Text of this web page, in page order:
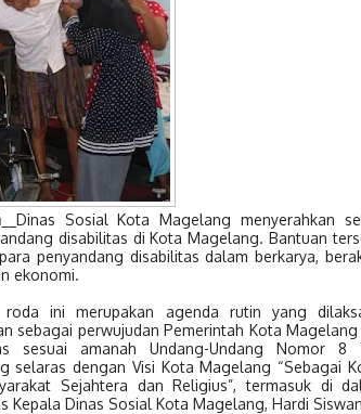
__Dinas Sosial Kota Magelang menyerahkan
disabilitas di Kota Magelang. Bantuan
penyandang disabilitas dalam berkarya,
ekonomi.
roda ini merupakan agenda rutin yang
sebagai perwujudan Pemerintah Kota
sesuai amanah Undang-Undang Nomor 8
selaras dengan Visi Kota Magelang “Sebagai
Sejahtera dan Religius”, termasuk di
Kepala Dinas Sosial Kota Magelang, Hardi